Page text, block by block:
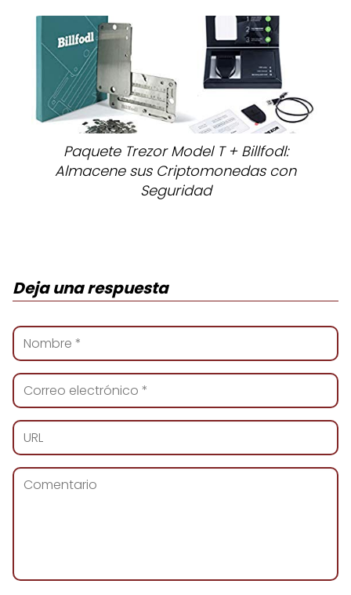
Paquete Trezor Model T + Billfodl:
Almacene sus Criptomonedas con
Seguridad
Deja una respuesta